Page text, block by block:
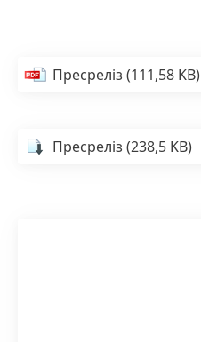
Пресреліз(111,58 KB)
Пресреліз(238,5 KB)